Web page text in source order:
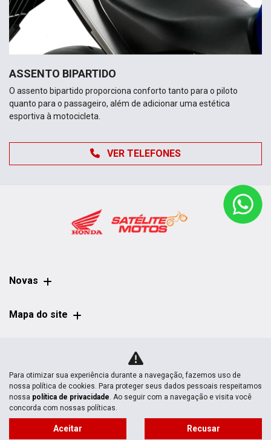
ASSENTO BIPARTIDO
O assento bipartido proporciona conforto tanto para o piloto
quanto para o passageiro, além de adicionar uma estética
esportiva à motocicleta.
VER TELEFONES
Novas
Mapa do site
CNPJ: 03.044.878/0001-17
Para otimizar sua experiência durante a navegação, fazemos uso de
nossa política de cookies. Para proteger seus dados pessoais respeitamos
nossa política de privacidade. Ao seguir com a navegação e visita você
concorda com nossas políticas.
Aceitar Recusar